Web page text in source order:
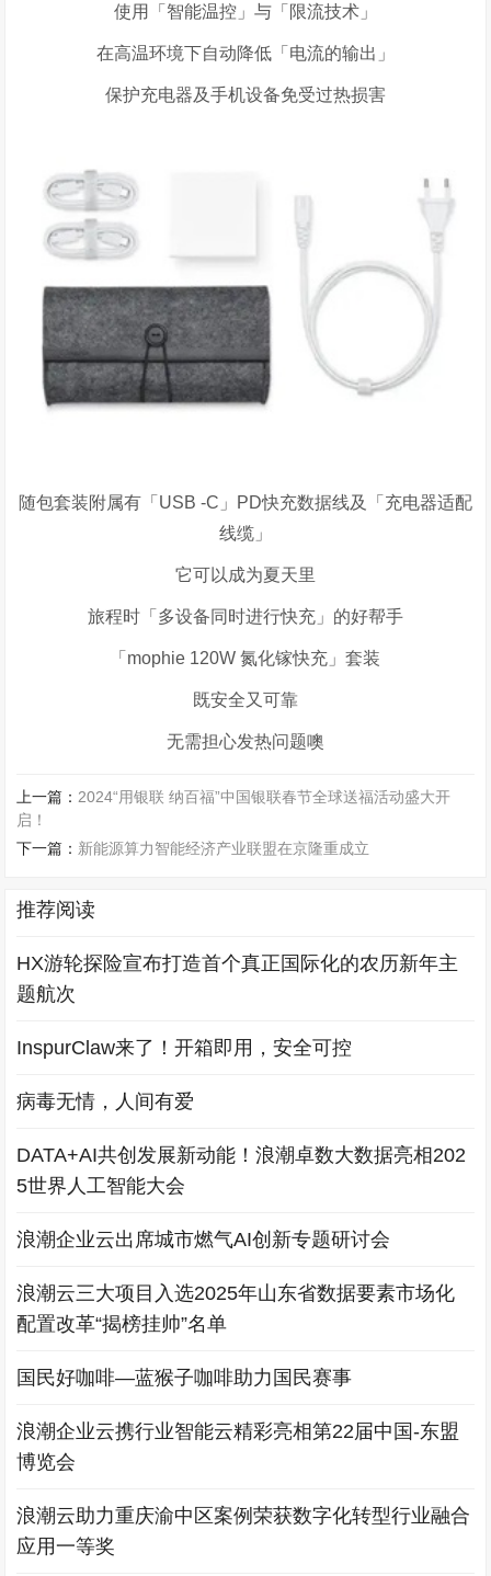
使用「智能温控」与「限流技术」
在高温环境下自动降低「电流的输出」
保护充电器及手机设备免受过热损害
随包套装附属有「 USB -C 」 PD快充数据线及「充电器适配
线缆」
它可以成为夏天里
旅程时「多设备同时进行快充」的好帮手
「 mophie 120W氮化镓快充」套装
既安全又可靠
无需担心发热问题噢
上一篇： 2024“用银联 纳百福”中国银联春节全球送福活动盛大开
启！
下一篇： 新能源算力智能经济产业联盟在京隆重成立
推荐阅读
HX游轮探险宣布打造首个真正国际化的农历新年主
题航次
InspurClaw来了！开箱即用，安全可控
病毒无情，人间有爱
DATA+AI共创发展新动能！浪潮卓数大数据亮相202
5世界人工智能大会
浪潮企业云出席城市燃气AI创新专题研讨会
浪潮云三大项目入选2025年山东省数据要素市场化
配置改革“揭榜挂帅”名单
国民好咖啡—蓝猴子咖啡助力国民赛事
浪潮企业云携行业智能云精彩亮相第22届中国-东盟
博览会
浪潮云助力重庆渝中区案例荣获数字化转型行业融合
应用一等奖